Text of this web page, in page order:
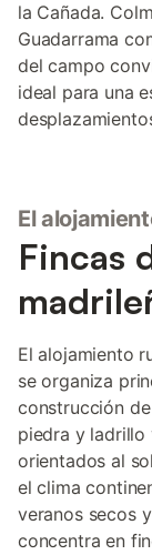
la Cañada.
Guadarrama
del campo
ideal para una
El
Fincas
El alojamiento
se organiza
construcción
piedra y ladrillo
orientados al
el clima
veranos secos
concentra en